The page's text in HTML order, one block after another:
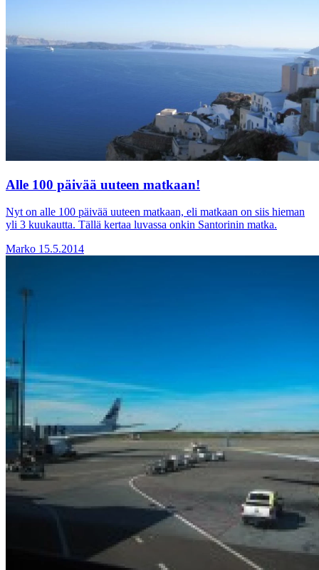
Alle 100 päivää uuteen matkaan!
Nyt on alle 100 päivää uuteen matkaan, eli matkaan on siis hieman
yli 3 kuukautta. Tällä kertaa luvassa onkin Santorinin matka.
Marko 15.5.2014